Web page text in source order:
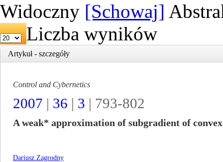
Widoczny [Schowaj]
Liczba wyników
Artykuł - szczegóły
Control and Cybernetics
2007 | 36 | 3 | 793-802
A weak* approximation of subgradient of
Dariusz Zagrodny